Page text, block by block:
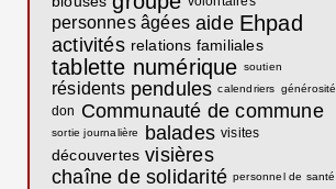
personnes âgées aide Ehpad
activités relations familiales
tablette numérique soutien
résidents pendules calendriers générosité
don Communauté de commune
sortie journalière balades visites
découvertes visières
chaîne de solidarité personnel de santé